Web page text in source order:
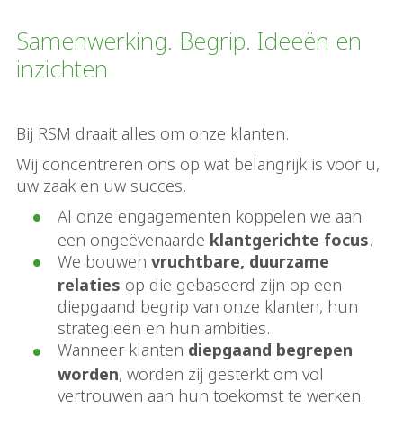
Samenwerking. Begrip. Ideeën en
inzichten
Bij RSM draait alles om onze klanten.
Wij concentreren ons op wat belangrijk is voor u,
uw zaak en uw succes.
Al onze engagementen koppelen we aan
een ongeëvenaarde klantgerichte focus.
We bouwen vruchtbare, duurzame
relaties op die gebaseerd zijn op een
diepgaand begrip van onze klanten, hun
strategieën en hun ambities.
Wanneer klanten diepgaand begrepen
worden, worden zij gesterkt om vol
vertrouwen aan hun toekomst te werken.